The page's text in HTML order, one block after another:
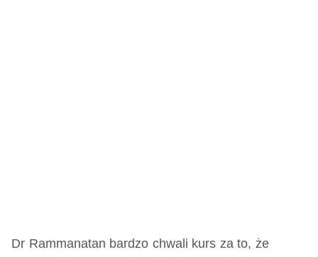
Dr Rammanatan bardzo chwali kurs za to, że